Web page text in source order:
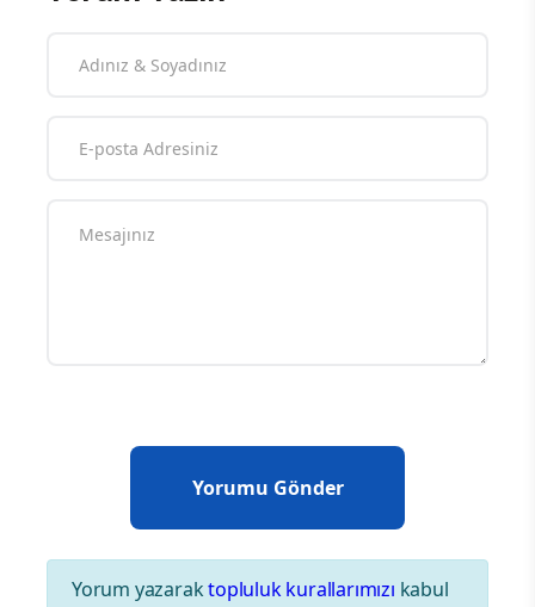
Yorum yazaraktopluluk kurallarımızı kabul